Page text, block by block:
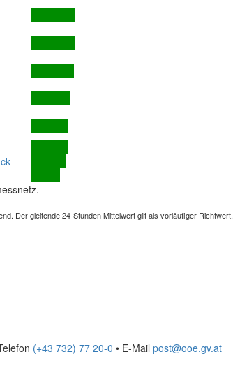
Der gleitende 24-Stunden Mittelwert gilt als vorläufiger Richtwert.
(+43 732) 77 20-0 • E-Mail post@ooe.gv.at